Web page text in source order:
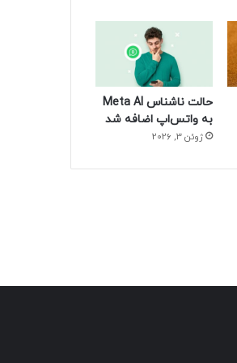
حالت ناشناس Meta AI
به واتس‌اپ اضافه شد
ژوئن 3, 2026